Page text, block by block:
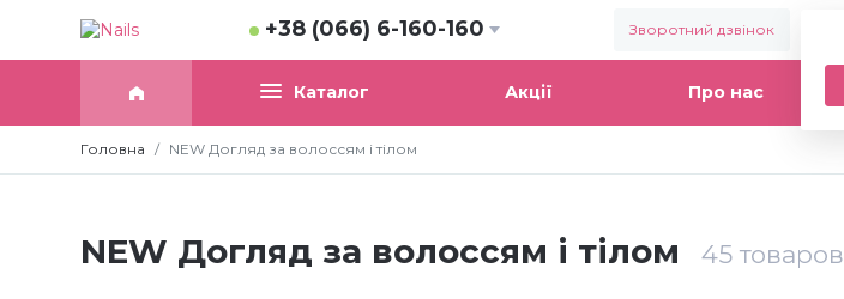
+38 (066) 6-160-160 Зворотний дзвінок
Каталог Акції Про нас
Головна NEW Догляд за волоссям і тілом
NEW Догляд за волоссям і тілом 45 товаров